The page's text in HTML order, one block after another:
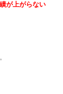
が上がらない